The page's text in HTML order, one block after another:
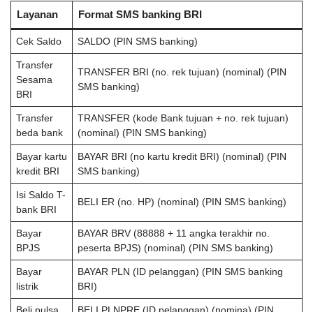
Layanan Format SMS banking BRI
Cek Saldo SALDO (PIN SMS banking)
Transfer
Sesama
BRI
TRANSFER BRI (no. rek tujuan) (nominal) (PIN
SMS banking)
Transfer
beda bank
TRANSFER (kode Bank tujuan + no. rek tujuan)
(nominal) (PIN SMS banking)
Bayar kartu
kredit BRI
BAYAR BRI (no kartu kredit BRI) (nominal) (PIN
SMS banking)
Isi Saldo T-
bank BRI
BELI ER (no. HP) (nominal) (PIN SMS banking)
Bayar
BPJS
BAYAR BRV (88888 + 11 angka terakhir no.
peserta BPJS) (nominal) (PIN SMS banking)
Bayar
listrik
BAYAR PLN (ID pelanggan) (PIN SMS banking
BRI)